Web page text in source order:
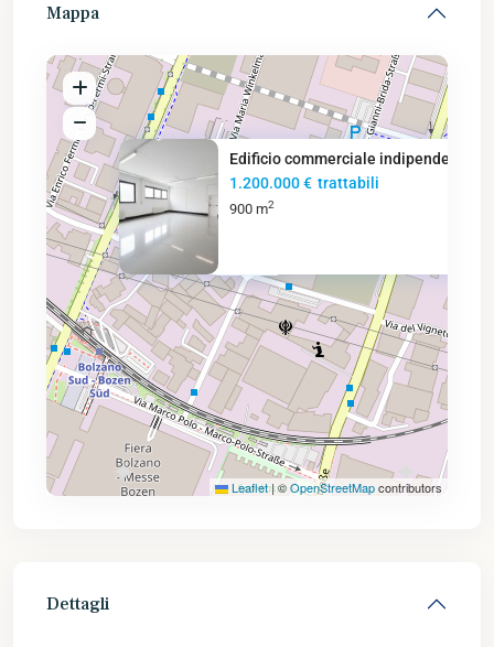
Mappa
Edificio commerciale indipende
1.200.000 € trattabili
900 m2
Leaflet|©OpenStreetMapcontributors
Dettagli